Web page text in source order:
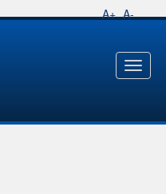
A+ A-
Toggle